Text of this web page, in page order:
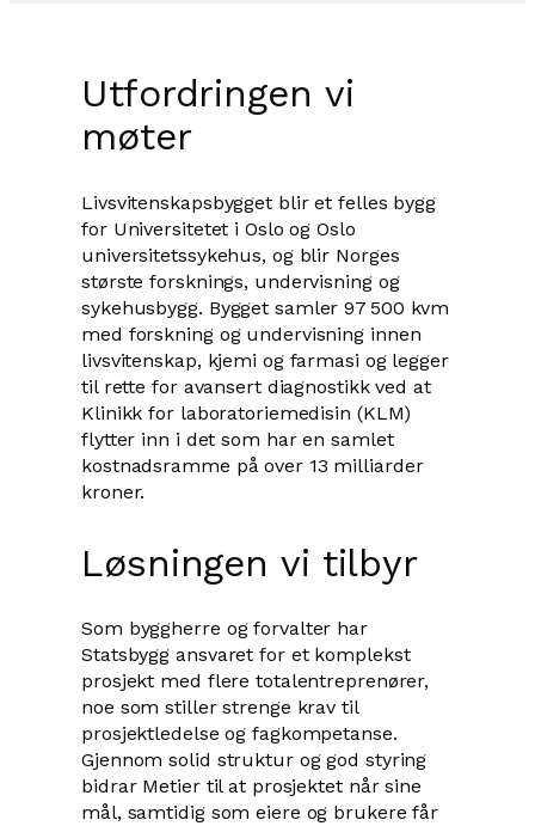
Utfordringen vi
møter
Livsvitenskapsbygget blir et felles bygg
for Universitetet i Oslo og Oslo
universitetssykehus, og blir Norges
største forsknings, undervisning og
sykehusbygg. Bygget samler 97 500 kvm
med forskning og undervisning innen
livsvitenskap, kjemi og farmasi og legger
til rette for avansert diagnostikk ved at
Klinikk for laboratoriemedisin (KLM)
flytter inn i det som har en samlet
kostnadsramme på over 13 milliarder
kroner.
Løsningen vi tilbyr
Som byggherre og forvalter har
Statsbygg ansvaret for et komplekst
prosjekt med flere totalentreprenører,
noe som stiller strenge krav til
prosjektledelse og fagkompetanse.
Gjennom solid struktur og god styring
bidrar Metier til at prosjektet når sine
mål, samtidig som eiere og brukere får